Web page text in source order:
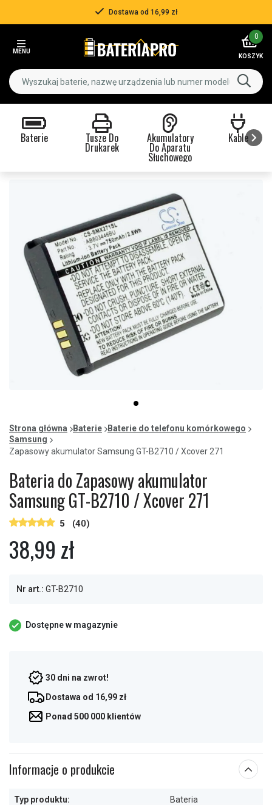
Dostawa od 16,99 zł
MENU
0
KOSZYK
Baterie Tusze Do
Drukarek
Akumulatory
Do Aparatu
Słuchowego
Kable
item
0
of
1
Strona główna Baterie
Baterie do telefonu komórkowego
Samsung
Zapasowy akumulator Samsung GT-B2710 / Xcover 271
Bateria do Zapasowy akumulator
Samsung GT-B2710 / Xcover 271
5 (40)
38,99 zł
Nr art.: GT-B2710
Dostępne w magazynie
30 dni na zwrot!
Dostawa od 16,99 zł
Ponad 500 000 klientów
Informacje o produkcie
Typ produktu: Bateria